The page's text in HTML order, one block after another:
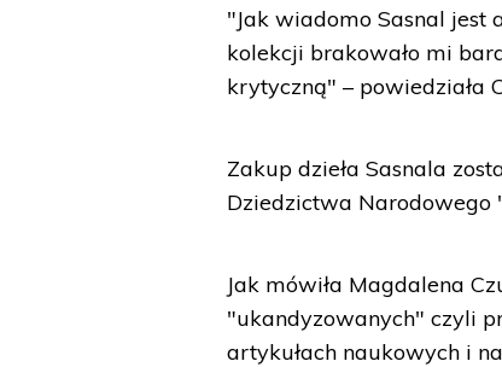
"Jak wiadomo Sasnal jest
kolekcji brakowało mi
krytyczną" – powiedziała
Zakup dzieła Sasnala
Dziedzictwa Narodowego
Jak mówiła Magdalena
"ukandyzowanych" czyli
artykułach naukowych i